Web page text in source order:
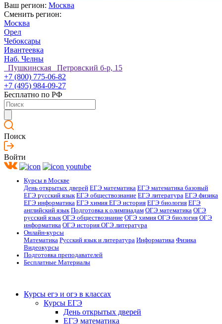
Ваш регион: Москва
Сменить регион:
Москва
Орел
Чебоксары
Ивантеевка
Наб. Челны
Пушкинская Петровский б-р, 15
+7 (800) 775-06-82
+7 (495) 984-09-27
Бесплатно по РФ
Поиск
Войти
Курсы в Москве
День открытых дверей ЕГЭ математика ЕГЭ математика базовый
ЕГЭ русский язык ЕГЭ обществознание ЕГЭ литература ЕГЭ физика
ЕГЭ информатика ЕГЭ химия ЕГЭ история ЕГЭ биология ЕГЭ
английский язык Подготовка к олимпиадам ОГЭ математика ОГЭ
русский язык ОГЭ обществознание ОГЭ химия ОГЭ биология ОГЭ
информатика ОГЭ история ОГЭ литература
Онлайн-курсы
Математика Русский язык и литература Информатика Физика
Видеокурсы
Подготовка преподавателей
Бесплатные Материалы
Курсы егэ и огэ в классах
Курсы ЕГЭ
День открытых дверей
ЕГЭ математика